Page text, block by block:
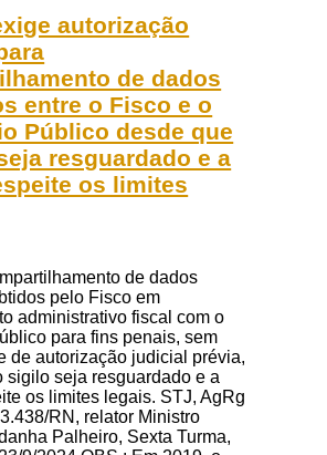
autorização
de dados
entre o Fisco e o
Público desde que
resguardado e a
os limites
de dados
pelo Fisco em
administrativo fiscal com o
para fins penais, sem
de autorização judicial prévia,
sigilo seja resguardado e a
os limites legais. STJ, AgRg
RN, relator Ministro
Palheiro, Sexta Turma,